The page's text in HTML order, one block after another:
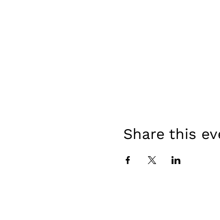
Share this